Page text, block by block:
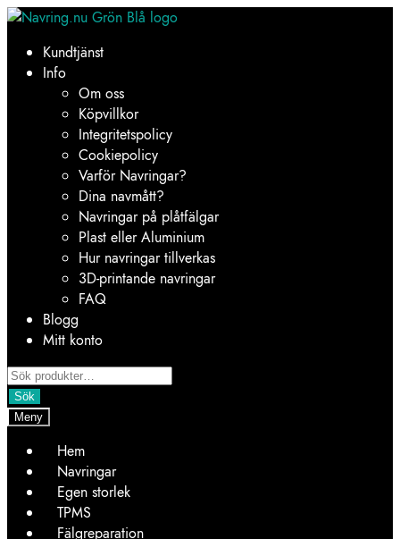
Hoppa
navigering
Hoppa
innehållKundtjänst
Info
Om oss
Köpvillkor
Integritetspolicy
Cookiepolicy
Varför Navringar?
Dina navmått?
Navringar på plåtfälgar
Plast eller Aluminium
Hur navringar tillverkas
3D-printande navringar
FAQ
Blogg
Mitt konto
Products
search
Sök
Meny
Hem
Navringar
Egen storlek
TPMS
Fälgreparation